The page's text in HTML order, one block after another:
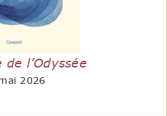
de l’Odyssée
2026